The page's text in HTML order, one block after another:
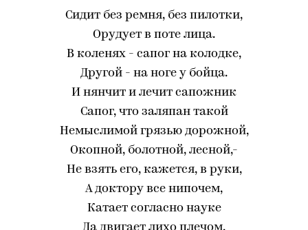
Сидит без ремня, без пилотки,
Орудует в поте лица.
В коленях - сапог на колодке,
Другой - на ноге у бойца.
И нянчит и лечит сапожник
Сапог, что заляпан такой
Немыслимой грязью дорожной,
Окопной, болотной, лесной,-
Не взять его, кажется, в руки,
А доктору все нипочем,
Катает согласно науке